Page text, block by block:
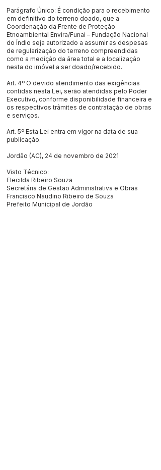
Parágrafo Único: É condição para o recebimento
em definitivo do terreno doado, que a
Coordenação da Frente de Proteção
Etnoambiental Envira/Funai – Fundação Nacional
do Índio seja autorizado a assumir as despesas
de regularização do terreno compreendidas
como a medição da área total e a localização
nesta do imóvel a ser doado/recebido.
Art. 4º O devido atendimento das exigências
contidas nesta Lei, serão atendidas pelo Poder
Executivo, conforme disponibilidade financeira e
os respectivos trâmites de contratação de obras
e serviços.
Art. 5º Esta Lei entra em vigor na data de sua
publicação.
Jordão (AC), 24 de novembro de 2021
Visto Técnico:
Elecilda Ribeiro Souza
Secretária de Gestão Administrativa e Obras
Francisco Naudino Ribeiro de Souza
Prefeito Municipal de Jordão